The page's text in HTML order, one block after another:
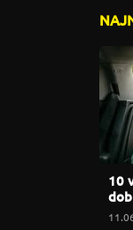
10